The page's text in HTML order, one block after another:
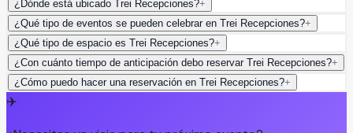
¿Dónde está ubicado Trei Recepciones?+
¿Qué tipo de eventos se pueden celebrar en Trei Recepciones?+
¿Qué tipo de espacio es Trei Recepciones?+
¿Con cuánto tiempo de anticipación debo reservar Trei Recepciones?+
¿Cómo puedo hacer una reservación en Trei Recepciones?+
✈️